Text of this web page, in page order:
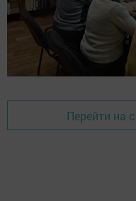
Перейти на